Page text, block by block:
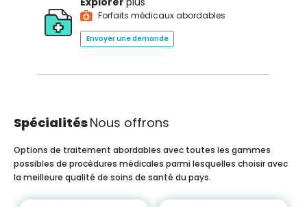
Forfaits médicaux abordables
Envoyer une demande
SpécialitésNous offrons
Options de traitement abordables avec toutes les gammes
possibles de procédures médicales parmi lesquelles choisir avec
la meilleure qualité de soins de santé du pays.